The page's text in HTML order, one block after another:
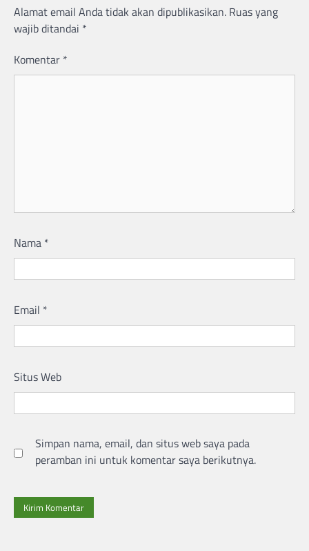
Alamat email Anda tidak akan dipublikasikan. Ruas yang
wajib ditandai *
Komentar *
Nama *
Email *
Situs Web
Simpan nama, email, dan situs web saya pada
peramban ini untuk komentar saya berikutnya.